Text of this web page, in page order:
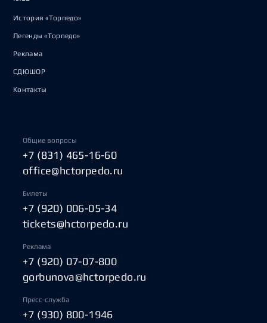
История «Торпедо»
Легенды «Торпедо»
Реклама
СДЮШОР
Контакты
Общие вопросы
+7 (831) 465-16-60
office@hctorpedo.ru
Билеты
+7 (920) 006-05-34
tickets@hctorpedo.ru
Реклама
+7 (920) 07-07-800
gorbunova@hctorpedo.ru
Пресс-служба
+7 (930) 800-1946